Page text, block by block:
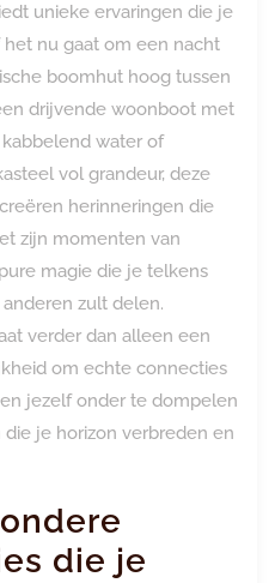
unieke ervaringen die je
nu gaat om een nacht
boomhut hoog tussen
drijvende woonboot met
water of
vol grandeur, deze
herinneringen die
zijn momenten van
magie die je telkens
zult delen.
verder dan alleen een
om echte connecties
jezelf onder te dompelen
je horizon verbreden en
die je